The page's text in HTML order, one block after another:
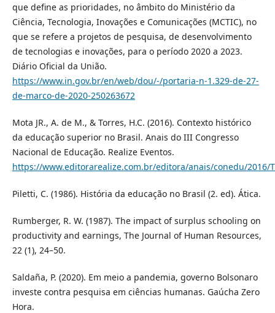
que define as prioridades, no âmbito do Ministério da
Ciência, Tecnologia, Inovações e Comunicações (MCTIC), no
que se refere a projetos de pesquisa, de desenvolvimento
de tecnologias e inovações, para o período 2020 a 2023.
Diário Oficial da União.
https://www.in.gov.br/en/web/dou/-/portaria-n-1.329-de-27-
de-marco-de-2020-250263672
Mota JR., A. de M., & Torres, H.C. (2016). Contexto histórico
da educação superior no Brasil. Anais do III Congresso
Nacional de Educação. Realize Eventos.
https://www.editorarealize.com.br/editora/anais/conedu/2016/
Piletti, C. (1986). História da educação no Brasil (2. ed). Ática.
Rumberger, R. W. (1987). The impact of surplus schooling on
productivity and earnings, The Journal of Human Resources,
22 (1), 24–50.
Saldaña, P. (2020). Em meio a pandemia, governo Bolsonaro
investe contra pesquisa em ciências humanas. Gaúcha Zero
Hora.